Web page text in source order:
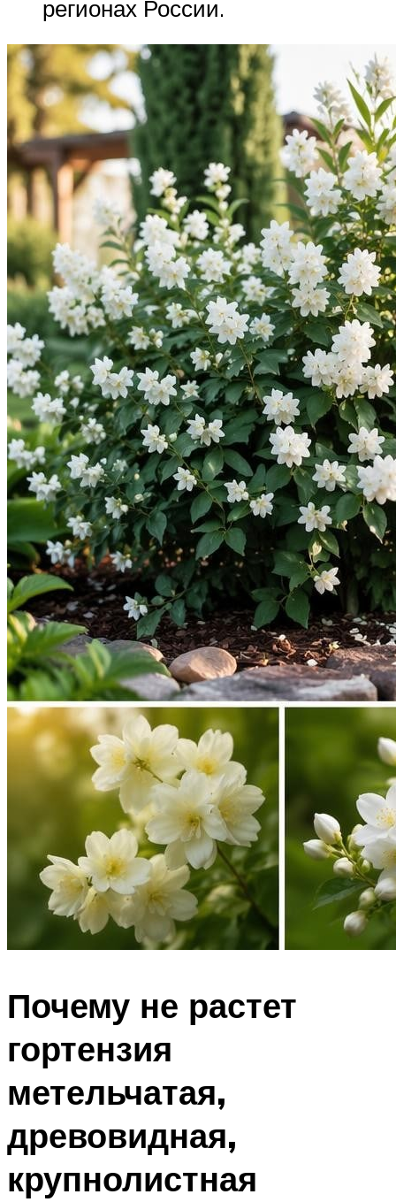
регионах России.
Почему не растет
гортензия
метельчатая,
древовидная,
крупнолистная